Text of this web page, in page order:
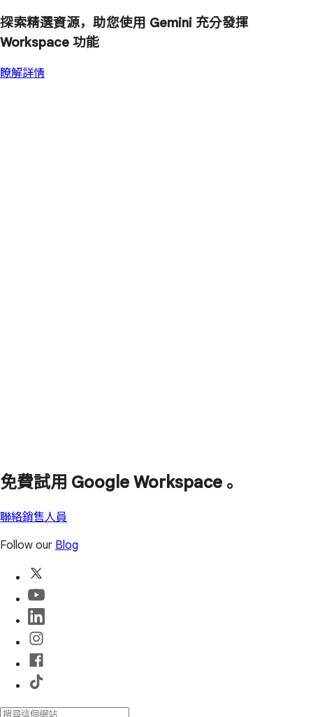
探索精選資源，助您使用 Gemini 充分發揮
Workspace 功能
瞭解詳情
免費試用 Google Workspace 。
聯絡銷售人員
Follow our Blog